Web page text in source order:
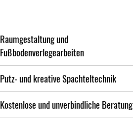
Raumgestaltung und
Fußbodenverlegearbeiten
Putz- und kreative Spachteltechnik
Kostenlose und unverbindliche Beratung